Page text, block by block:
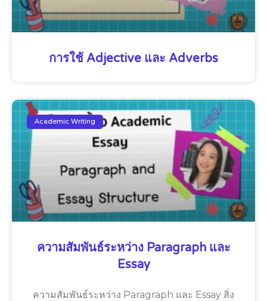
การใช้ Adjective และ Adverbs
Academic Writing
ความสัมพันธ์ระหว่าง Paragraph และ
Essay
ความสัมพันธ์ระหว่าง Paragraph และ Essay สิ่ง